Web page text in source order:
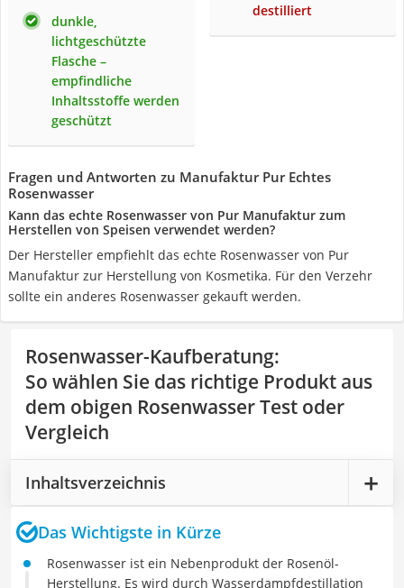
dunkle,
lichtgeschützte
Flasche –
empfindliche
Inhaltsstoffe werden
geschützt
destilliert
Fragen und Antworten zu Manufaktur Pur Echtes
Rosenwasser
Kann das echte Rosenwasser von Pur Manufaktur zum
Herstellen von Speisen verwendet werden?
Der Hersteller empfiehlt das echte Rosenwasser von Pur
Manufaktur zur Herstellung von Kosmetika. Für den Verzehr
sollte ein anderes Rosenwasser gekauft werden.
Rosenwasser-Kaufberatung:
So wählen Sie das richtige Produkt aus
dem obigen Rosenwasser Test oder
Vergleich
Inhaltsverzeichnis
Das Wichtigste in Kürze
Rosenwasser ist ein Nebenprodukt der Rosenöl-
Herstellung. Es wird durch Wasserdampfdestillation